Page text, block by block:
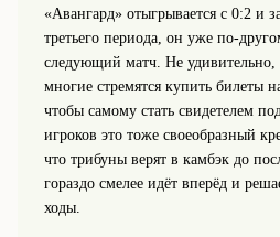
«Авангард» отыгрывается с 0:2 и
третьего периода, он уже по-
следующий матч. Не удивительно,
многие стремятся купить билеты
чтобы самому стать свидетелем
игроков это тоже своеобразный
что трибуны верят в камбэк до
гораздо смелее идёт вперёд и
ходы.